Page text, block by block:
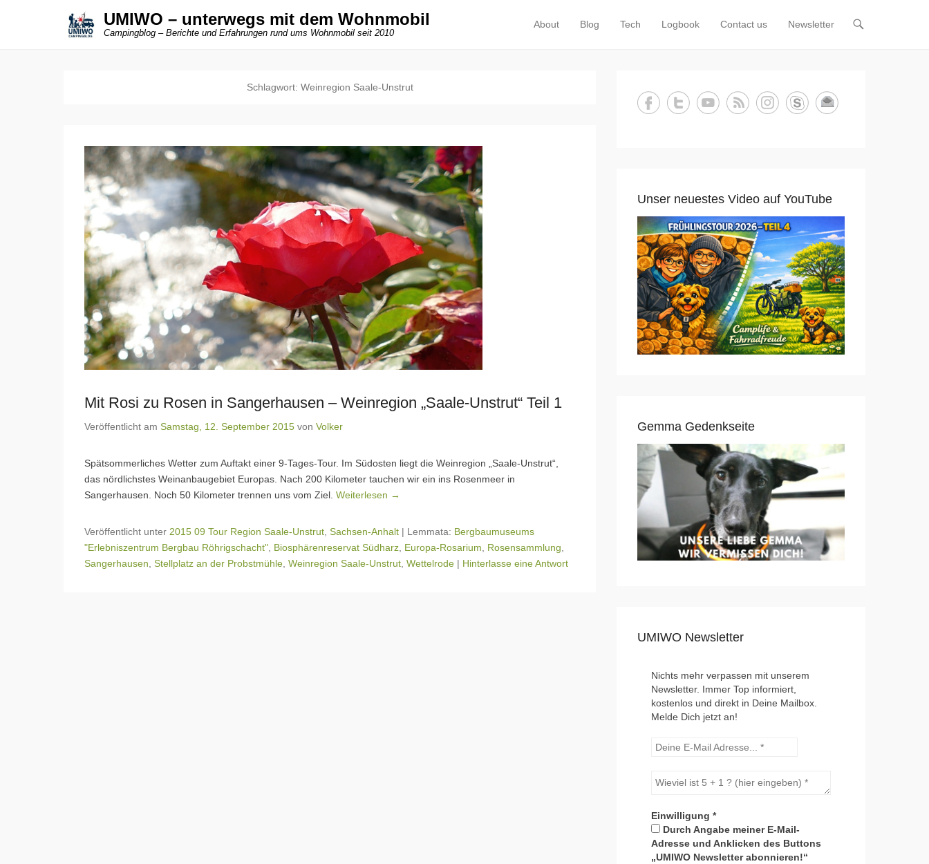
UMIWO – unterwegs mit dem Wohnmobil
Campingblog – Berichte und Erfahrungen rund ums Wohnmobil seit 2010
Primäres Menü
Zum Inhalt springen
About Blog Tech Logbook Contact us Newsletter
Schlagwort: Weinregion Saale-Unstrut
Mit Rosi zu Rosen in Sangerhausen – Weinregion „Saale-Unstrut“ Teil 1
Veröffentlicht am Samstag, 12. September 2015 von Volker
Spätsommerliches Wetter zum Auftakt einer 9-Tages-Tour. Im Südosten liegt die Weinregion „Saale-Unstrut“,
das nördlichstes Weinanbaugebiet Europas. Nach 200 Kilometer tauchen wir ein ins Rosenmeer in
Sangerhausen. Noch 50 Kilometer trennen uns vom Ziel. Weiterlesen →
Veröffentlicht unter 2015 09 Tour Region Saale-Unstrut Sachsen-Anhalt | Lemmata: Bergbaumuseums
"Erlebniszentrum Bergbau Röhrigschacht" Biosphärenreservat Südharz Europa-Rosarium Rosensammlung
Sangerhausen Stellplatz an der Probstmühle Weinregion Saale-Unstrut Wettelrode | Hinterlasse eine Antwort
Unser neuestes Video auf YouTube
Gemma Gedenkseite
UMIWO Newsletter
Nichts mehr verpassen mit unserem
Newsletter. Immer Top informiert,
kostenlos und direkt in Deine Mailbox.
Melde Dich jetzt an!
Einwilligung *
Durch Angabe meiner E-Mail-
Adresse und Anklicken des Buttons
„UMIWO Newsletter abonnieren!“